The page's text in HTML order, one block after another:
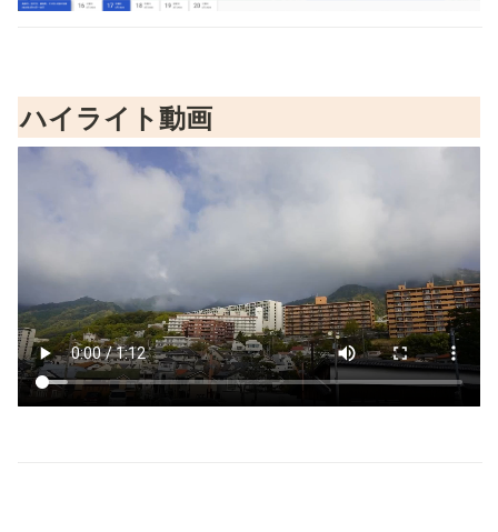
ハイライト動画